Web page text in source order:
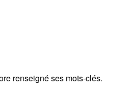
renseigné ses mots-clés.